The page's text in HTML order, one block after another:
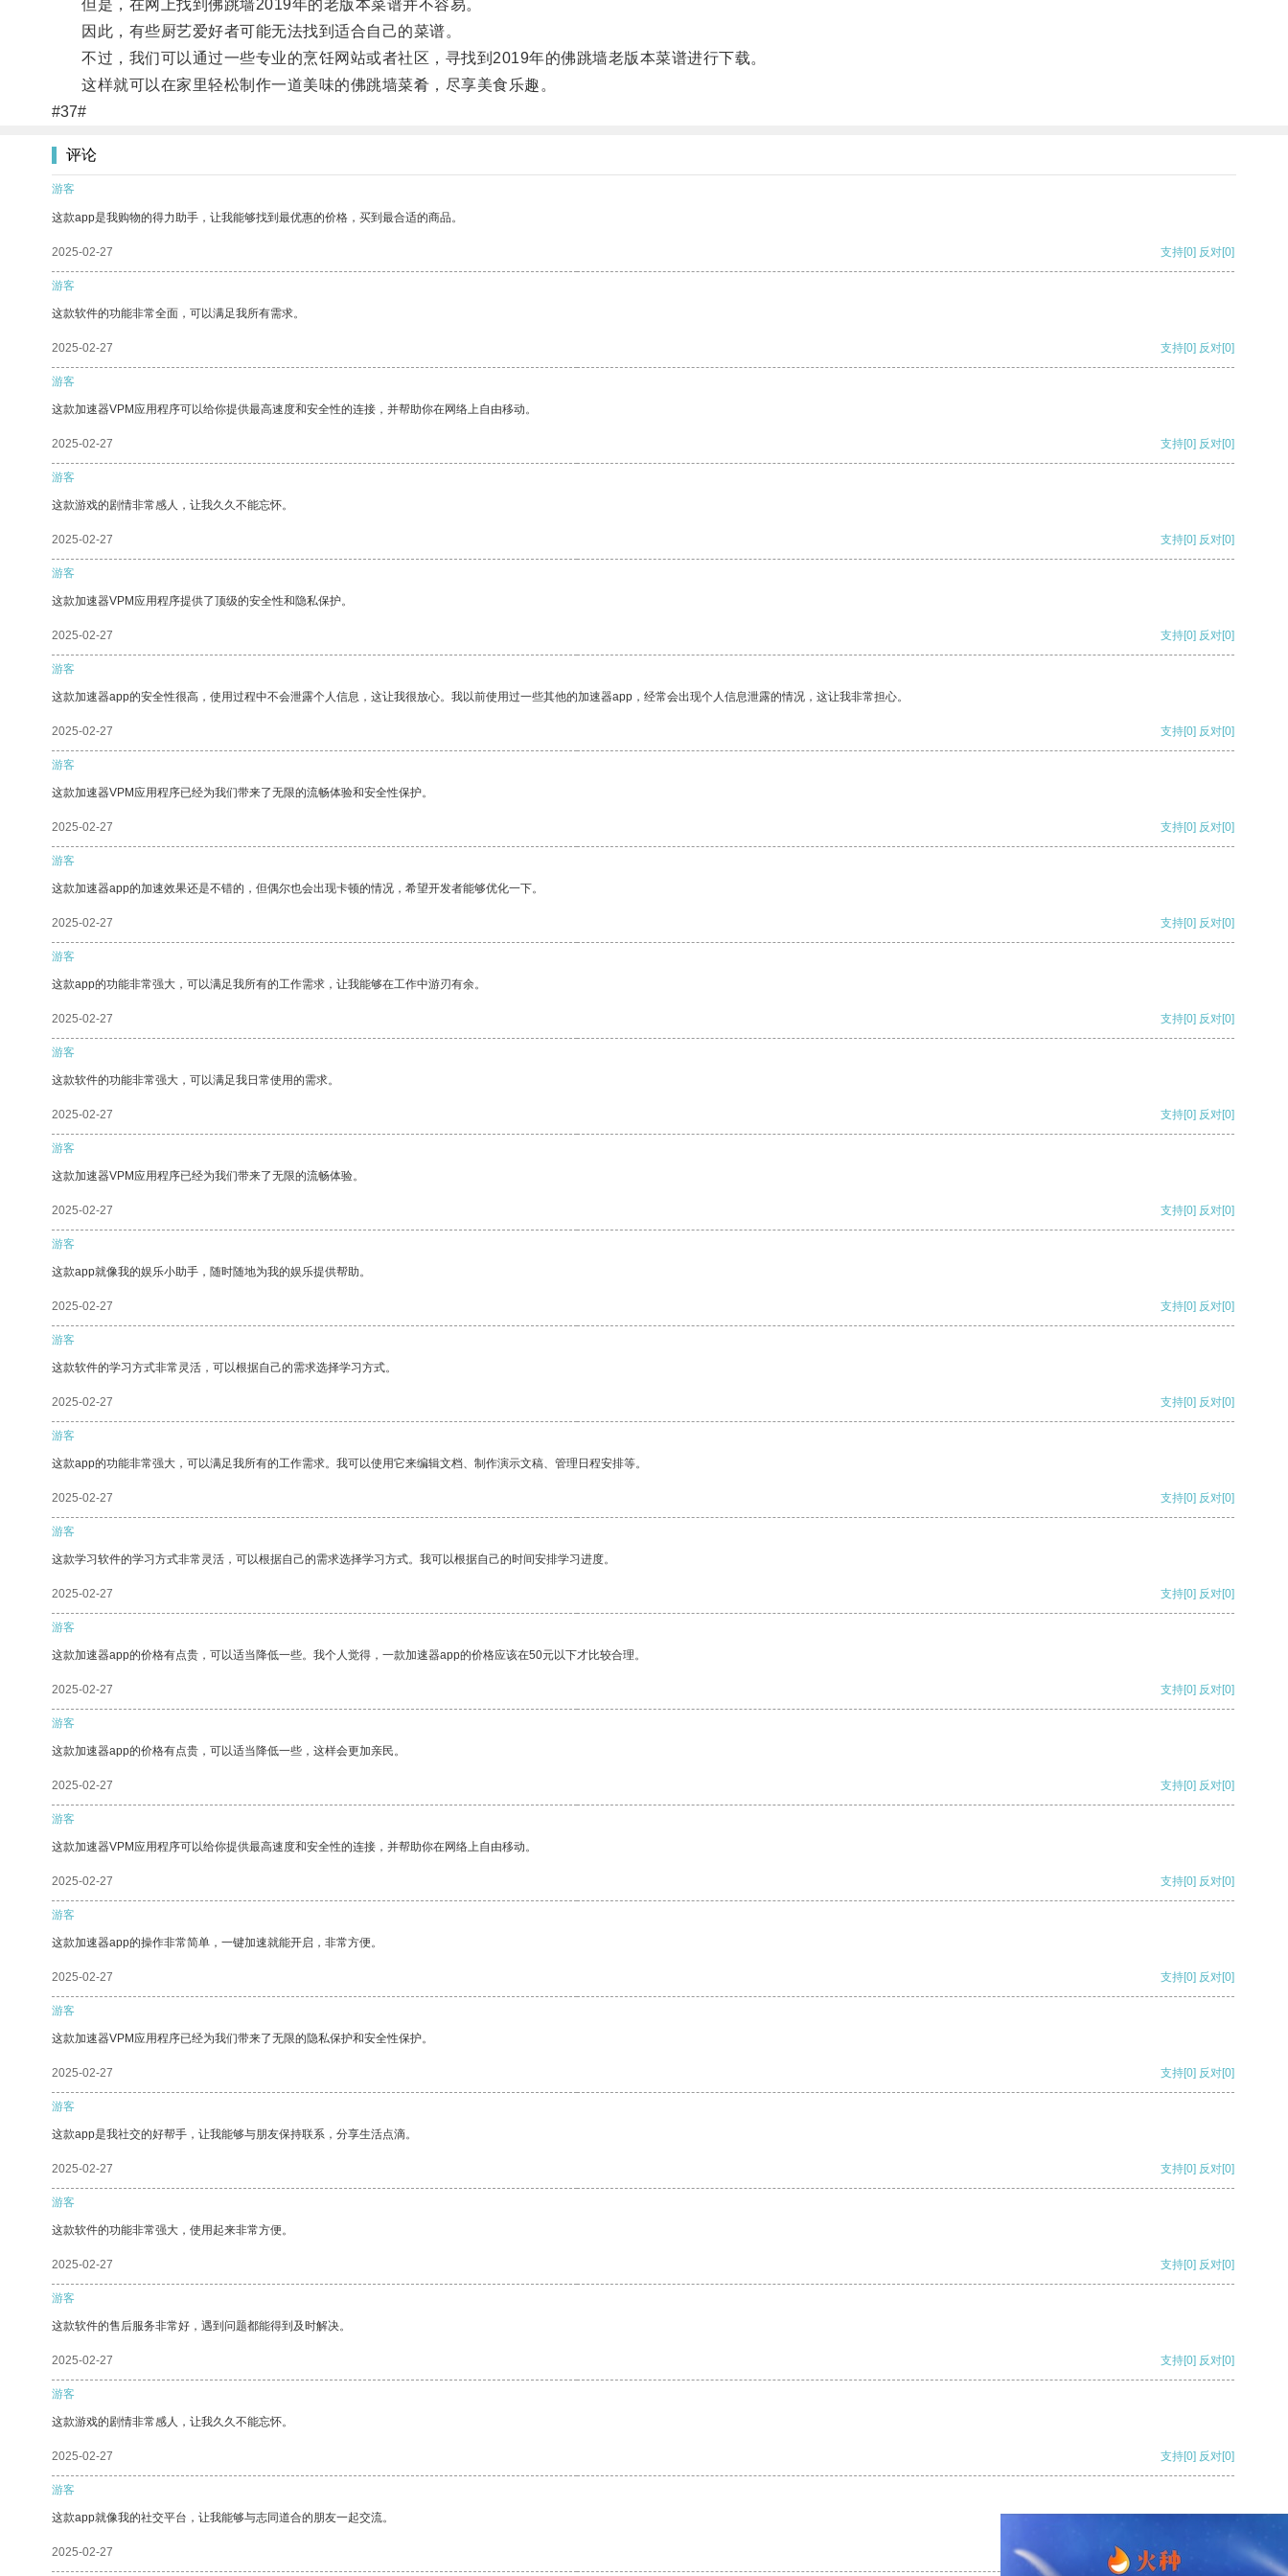
但是，在网上找到佛跳墙2019年的老版本菜谱并不容易。
因此，有些厨艺爱好者可能无法找到适合自己的菜谱。
不过，我们可以通过一些专业的烹饪网站或者社区，寻找到2019年的佛跳墙老版本菜谱进行下载。
这样就可以在家里轻松制作一道美味的佛跳墙菜肴，尽享美食乐趣。
#37#
评论
游客
这款app是我购物的得力助手，让我能够找到最优惠的价格，买到最合适的商品。
2025-02-27 支持[0] 反对[0]
游客
这款软件的功能非常全面，可以满足我所有需求。
2025-02-27 支持[0] 反对[0]
游客
这款加速器VPM应用程序可以给你提供最高速度和安全性的连接，并帮助你在网络上自由移动。
2025-02-27 支持[0] 反对[0]
游客
这款游戏的剧情非常感人，让我久久不能忘怀。
2025-02-27 支持[0] 反对[0]
游客
这款加速器VPM应用程序提供了顶级的安全性和隐私保护。
2025-02-27 支持[0] 反对[0]
游客
这款加速器app的安全性很高，使用过程中不会泄露个人信息，这让我很放心。我以前使用过一些其他的加速器app，经常会出现个人信息泄露的情况，这让我非常担心。
2025-02-27 支持[0] 反对[0]
游客
这款加速器VPM应用程序已经为我们带来了无限的流畅体验和安全性保护。
2025-02-27 支持[0] 反对[0]
游客
这款加速器app的加速效果还是不错的，但偶尔也会出现卡顿的情况，希望开发者能够优化一下。
2025-02-27 支持[0] 反对[0]
游客
这款app的功能非常强大，可以满足我所有的工作需求，让我能够在工作中游刃有余。
2025-02-27 支持[0] 反对[0]
游客
这款软件的功能非常强大，可以满足我日常使用的需求。
2025-02-27 支持[0] 反对[0]
游客
这款加速器VPM应用程序已经为我们带来了无限的流畅体验。
2025-02-27 支持[0] 反对[0]
游客
这款app就像我的娱乐小助手，随时随地为我的娱乐提供帮助。
2025-02-27 支持[0] 反对[0]
游客
这款软件的学习方式非常灵活，可以根据自己的需求选择学习方式。
2025-02-27 支持[0] 反对[0]
游客
这款app的功能非常强大，可以满足我所有的工作需求。我可以使用它来编辑文档、制作演示文稿、管理日程安排等。
2025-02-27 支持[0] 反对[0]
游客
这款学习软件的学习方式非常灵活，可以根据自己的需求选择学习方式。我可以根据自己的时间安排学习进度。
2025-02-27 支持[0] 反对[0]
游客
这款加速器app的价格有点贵，可以适当降低一些。我个人觉得，一款加速器app的价格应该在50元以下才比较合理。
2025-02-27 支持[0] 反对[0]
游客
这款加速器app的价格有点贵，可以适当降低一些，这样会更加亲民。
2025-02-27 支持[0] 反对[0]
游客
这款加速器VPM应用程序可以给你提供最高速度和安全性的连接，并帮助你在网络上自由移动。
2025-02-27 支持[0] 反对[0]
游客
这款加速器app的操作非常简单，一键加速就能开启，非常方便。
2025-02-27 支持[0] 反对[0]
游客
这款加速器VPM应用程序已经为我们带来了无限的隐私保护和安全性保护。
2025-02-27 支持[0] 反对[0]
游客
这款app是我社交的好帮手，让我能够与朋友保持联系，分享生活点滴。
2025-02-27 支持[0] 反对[0]
游客
这款软件的功能非常强大，使用起来非常方便。
2025-02-27 支持[0] 反对[0]
游客
这款软件的售后服务非常好，遇到问题都能得到及时解决。
2025-02-27 支持[0] 反对[0]
游客
这款游戏的剧情非常感人，让我久久不能忘怀。
2025-02-27 支持[0] 反对[0]
游客
这款app就像我的社交平台，让我能够与志同道合的朋友一起交流。
2025-02-27 支持